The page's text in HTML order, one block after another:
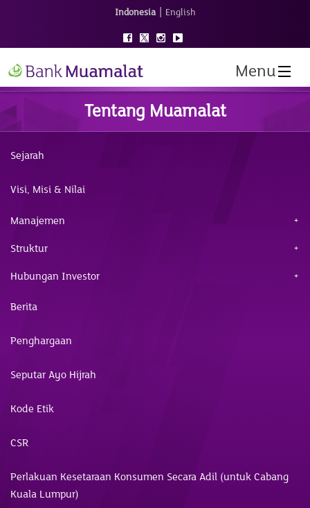
Indonesia | English
Menu
Tentang Muamalat
Sejarah
Visi, Misi & Nilai
Manajemen
Struktur
Hubungan Investor
Berita
Penghargaan
Seputar Ayo Hijrah
Kode Etik
CSR
Perlakuan Kesetaraan Konsumen Secara Adil (untuk Cabang
Kuala Lumpur)